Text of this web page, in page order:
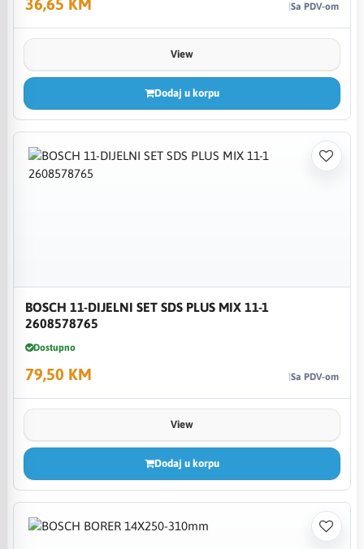
Sa PDV-om
View
Dodaj u korpu
BOSCH 11-DIJELNI SET SDS PLUS MIX 11-1
2608578765
Dostupno
79,50 KM Sa PDV-om
View
Dodaj u korpu